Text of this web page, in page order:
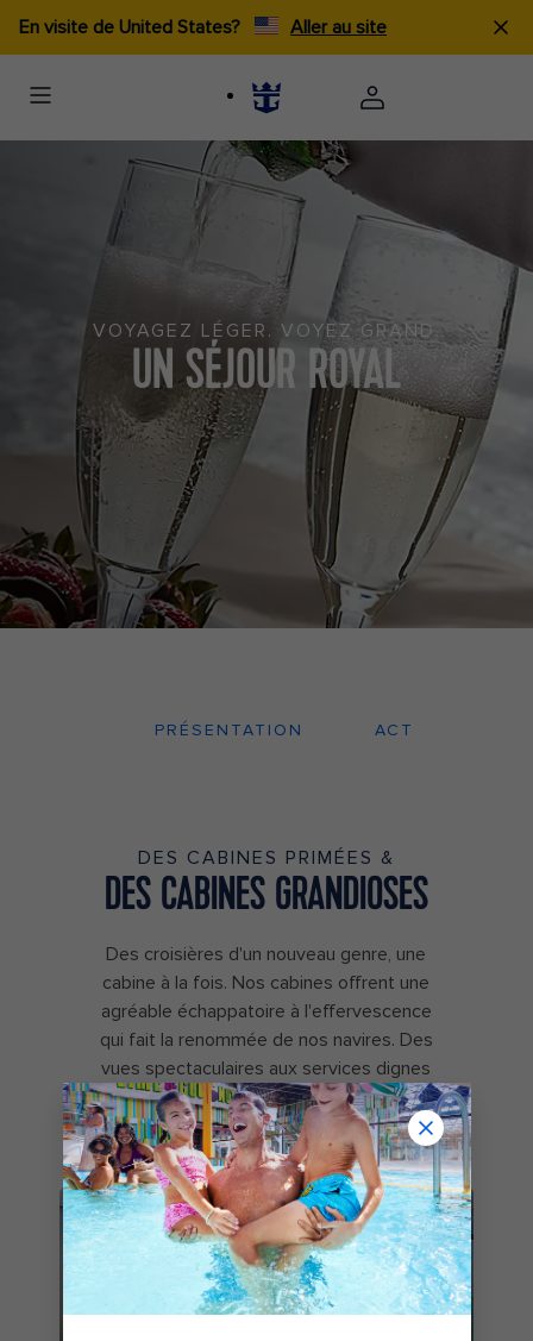
En visite de United States? Aller au site
VOYAGEZ LÉGER. VOYEZ GRAND.
UN SÉJOUR ROYAL
PRÉSENTATION ACTIVITÉS
DES CABINES PRIMÉES &
DES CABINES GRANDIOSES
Des croisières d'un nouveau genre, une
cabine à la fois. Nos cabines offrent une
agréable échappatoire à l'effervescence
qui fait la renommée de nos navires. Des
vues spectaculaires aux services dignes
des plus grands hôtels, vous ne
trouverez pas deux séjours en mer
comme le nôtre.